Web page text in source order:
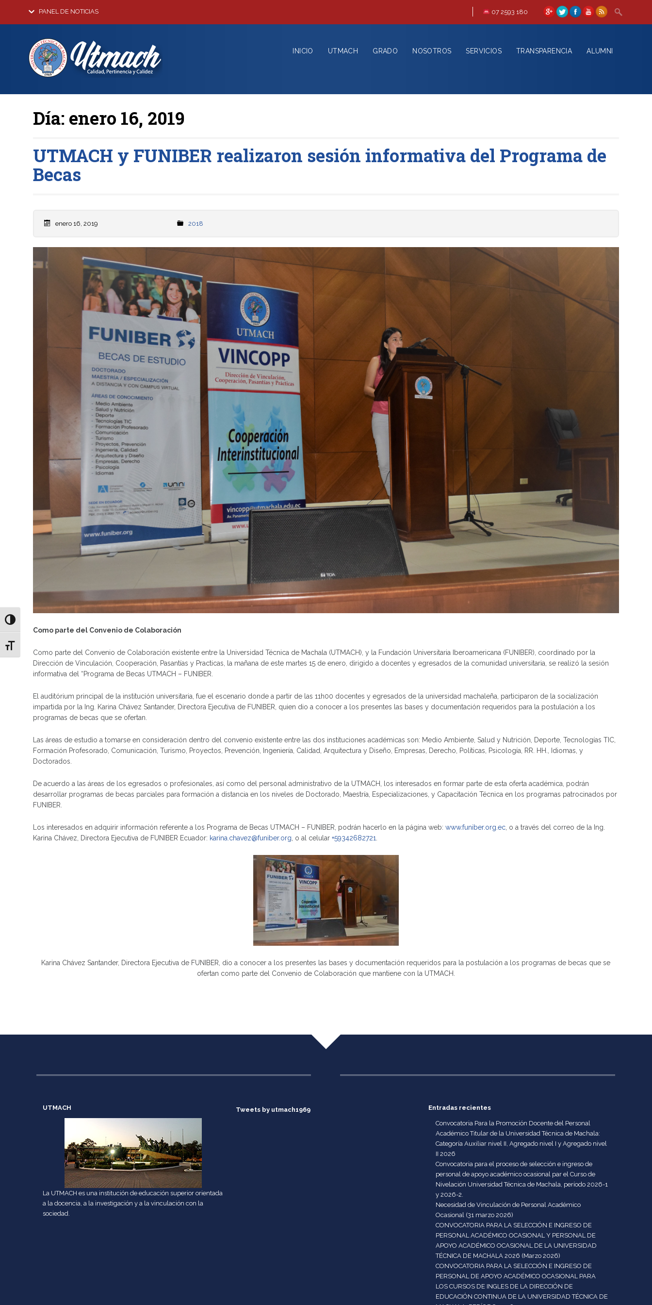
Alternar alto contraste
Alternar tamaño de letra
PANEL DE NOTICIAS 07 2593 180
INICIO UTMACH GRADO NOSOTROS SERVICIOS TRANSPARENCIA ALUMNI
Día: enero 16, 2019
UTMACH y FUNIBER realizaron sesión informativa del Programa de
Becas
enero 16, 2019 2018
Como parte del Convenio de Colaboración
Como parte del Convenio de Colaboración existente entre la Universidad Técnica de Machala (UTMACH), y la Fundación Universitaria Iberoamericana (FUNIBER), coordinado por la
Dirección de Vinculación, Cooperación, Pasantías y Practicas, la mañana de este martes 15 de enero, dirigido a docentes y egresados de la comunidad universitaria, se realizó la sesión
informativa del “Programa de Becas UTMACH – FUNIBER.
El auditórium principal de la institución universitaria, fue el escenario donde a partir de las 11h00 docentes y egresados de la universidad machaleña, participaron de la socialización
impartida por la Ing. Karina Chávez Santander, Directora Ejecutiva de FUNIBER, quien dio a conocer a los presentes las bases y documentación requeridos para la postulación a los
programas de becas que se ofertan.
Las áreas de estudio a tomarse en consideración dentro del convenio existente entre las dos instituciones académicas son: Medio Ambiente, Salud y Nutrición, Deporte, Tecnologías TIC,
Formación Profesorado, Comunicación, Turismo, Proyectos, Prevención, Ingeniería, Calidad, Arquitectura y Diseño, Empresas, Derecho, Políticas, Psicología, RR. HH., Idiomas, y
Doctorados.
De acuerdo a las áreas de los egresados o profesionales, así como del personal administrativo de la UTMACH, los interesados en formar parte de esta oferta académica, podrán
desarrollar programas de becas parciales para formación a distancia en los niveles de Doctorado, Maestría, Especializaciones, y Capacitación Técnica en los programas patrocinados por
FUNIBER.
Los interesados en adquirir información referente a los Programa de Becas UTMACH – FUNIBER, podrán hacerlo en la página web:www.funiber.org.ec , o a través del correo de la Ing.
Karina Chávez, Directora Ejecutiva de FUNIBER Ecuador: karina.chavez@funiber.org , o al celular+59342682721
Karina Chávez Santander, Directora Ejecutiva de FUNIBER, dio a conocer a los presentes las bases y documentación requeridos para la postulación a los programas de becas que se
ofertan como parte del Convenio de Colaboración que mantiene con la UTMACH.
UTMACH
La UTMACH es una institución de educación superior orientada
a la docencia, a la investigación y a la vinculación con la
sociedad.
Tweets by utmach1969 Entradas recientes
Convocatoria Para la Promoción Docente del Personal
Académico Titular de la Universidad Técnica de Machala:
Categoría Auxiliar nivel II, Agregado nivel I y Agregado nivel
II 2026
Convocatoria para el proceso de selección e ingreso de
personal de apoyo académico ocasional par el Curso de
Nivelación Universidad Técnica de Machala, período 2026-1
y 2026-2.
Necesidad de Vinculación de Personal Académico
Ocasional (31 marzo 2026)
CONVOCATORIA PARA LA SELECCIÓN E INGRESO DE
PERSONAL ACADÉMICO OCASIONAL Y PERSONAL DE
APOYO ACADÉMICO OCASIONAL DE LA UNIVERSIDAD
TÉCNICA DE MACHALA 2026 (Marzo 2026)
CONVOCATORIA PARA LA SELECCIÓN E INGRESO DE
PERSONAL DE APOYO ACADÉMICO OCASIONAL PARA
LOS CURSOS DE INGLES DE LA DIRECCIÓN DE
EDUCACIÓN CONTINUA DE LA UNIVERSIDAD TÉCNICA DE